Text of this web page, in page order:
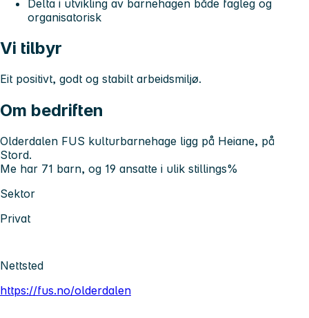
Delta i utvikling av barnehagen både fagleg og
organisatorisk
Vi tilbyr
Eit positivt, godt og stabilt arbeidsmiljø.
Om bedriften
Olderdalen FUS kulturbarnehage ligg på Heiane, på
Stord.
Me har 71 barn, og 19 ansatte i ulik stillings%
Sektor
Privat
Nettsted
https://fus.no/olderdalen